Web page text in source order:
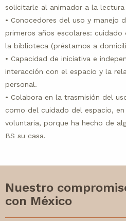
solicitarle al animador a la
• Conocedores del uso y manejo
primeros años escolares:
la biblioteca (préstamos a
• Capacidad de iniciativa e
interacción con el espacio y la
personal.
• Colabora en la trasmisión del
como del cuidado del espacio, en
voluntaria, porque ha hecho de
BS su casa.
Nuestro
con México